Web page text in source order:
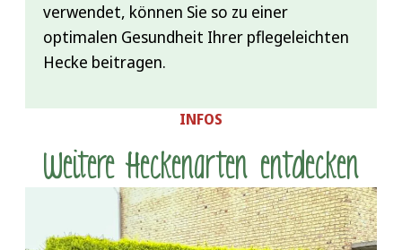
verwendet, können Sie so zu einer
optimalen Gesundheit Ihrer pflegeleichten
Hecke beitragen.
INFOS
Weitere Heckenarten entdecken